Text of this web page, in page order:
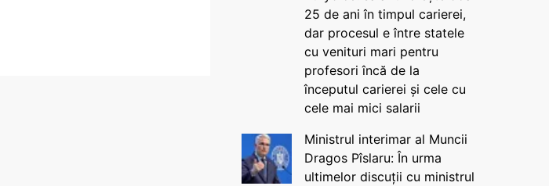
25 de ani în timpul carierei,
dar procesul e între statele
cu venituri mari pentru
profesori încă de la
începutul carierei și cele cu
cele mai mici salarii
Ministrul interimar al Muncii
Dragos Pîslaru: În urma
ultimelor discuții cu ministrul